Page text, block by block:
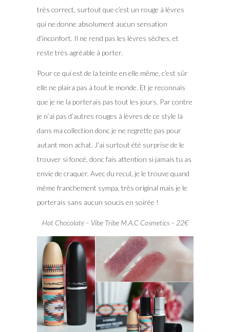
très correct, surtout que c’est un rouge à lèvres
qui ne donne absolument aucun sensation
d’inconfort. Il ne rend pas les lèvres sèches, et
reste très agréable à porter.
Pour ce qui est de la teinte en elle même, c’est sûr
elle ne plaira pas à tout le monde. Et je reconnais
que je ne la porterais pas tout les jours. Par contre
je n’ai pas d’autres rouges à lèvres de ce style là
dans ma collection donc je ne regrette pas pour
autant mon achat. J’ai surtout été surprise de le
trouver si foncé, donc fais attention si jamais tu as
envie de craquer. Avec du recul, je le trouve quand
même franchement sympa, très original mais je le
porterais sans aucun soucis en soirée !
Hot Chocolate – Vibe Tribe M.A.C Cosmetics – 22€